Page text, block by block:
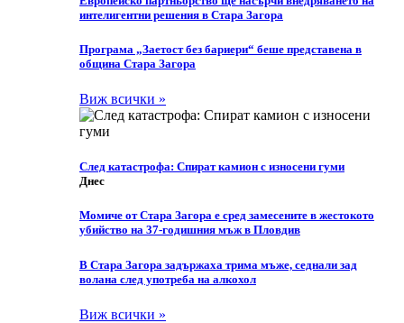
интелигентни решения в Стара Загора
Програма „Заетост без бариери“ беше представена в
община Стара Загора
Виж всички »
След катастрофа: Спират камион с износени гуми
Днес
Момиче от Стара Загора е сред замесените в жестокото
убийство на 37-годишния мъж в Пловдив
В Стара Загора задържаха трима мъже, седнали зад
волана след употреба на алкохол
Виж всички »